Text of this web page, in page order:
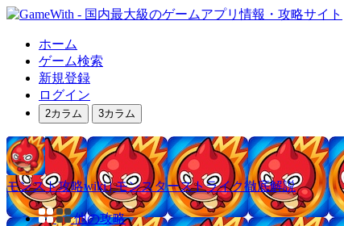
ホーム
ゲーム検索
新規登録
ログイン
2カラム 3カラム
モンスト攻略wiki | モンスターストライク徹底解説
他の攻略